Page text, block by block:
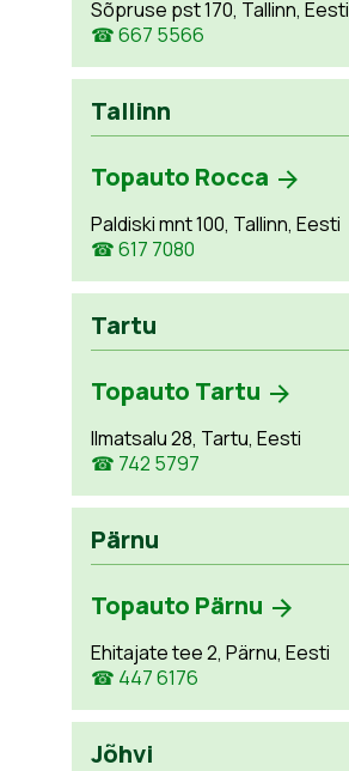
Sõpruse pst 170, Tallinn, Eesti
☎ 667 5566
Tallinn
Topauto Rocca
Paldiski mnt 100, Tallinn, Eesti
☎ 617 7080
Tartu
Topauto Tartu
Ilmatsalu 28, Tartu, Eesti
☎ 742 5797
Pärnu
Topauto Pärnu
Ehitajate tee 2, Pärnu, Eesti
☎ 447 6176
Jõhvi